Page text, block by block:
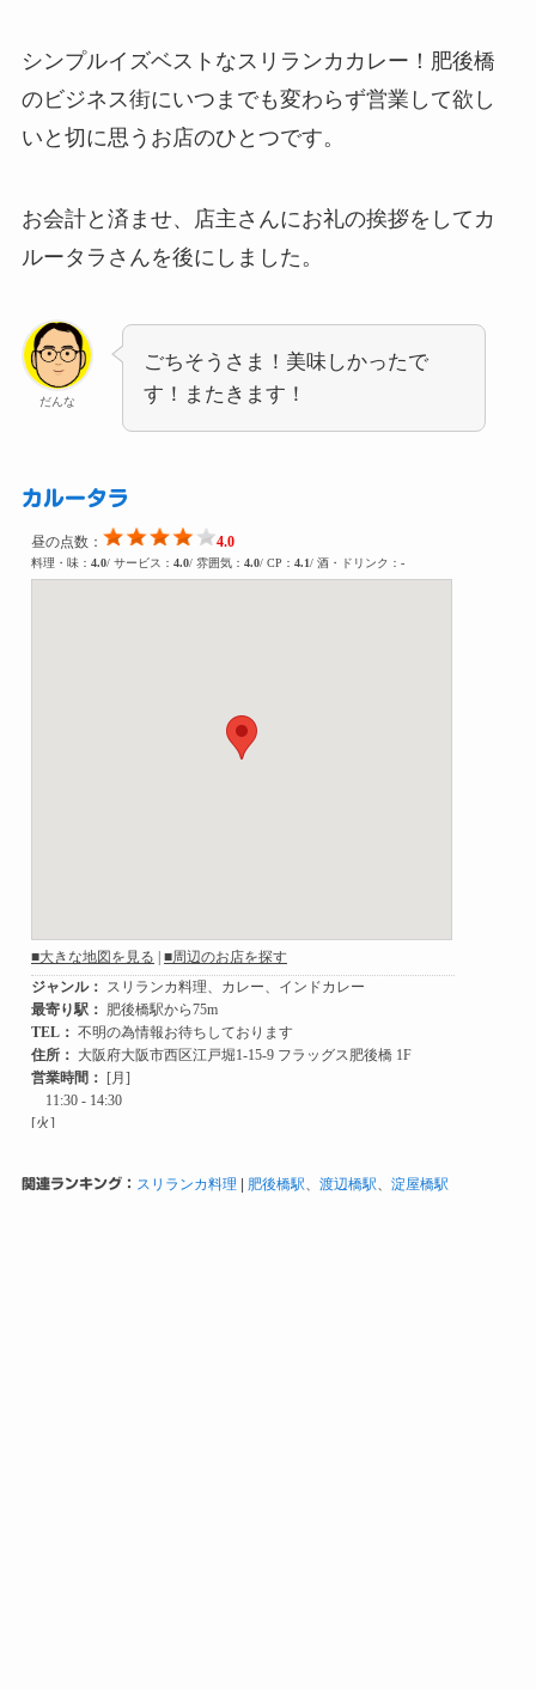
シンプルイズベストなスリランカカレー！肥後橋
のビジネス街にいつまでも変わらず営業して欲し
いと切に思うお店のひとつです。
お会計と済ませ、店主さんにお礼の挨拶をしてカ
ルータラさんを後にしました。
だんな
ごちそうさま！美味しかったで
す！またきます！
カルータラ
関連ランキング： スリランカ料理 肥後橋駅、 渡辺橋駅、 淀屋橋駅